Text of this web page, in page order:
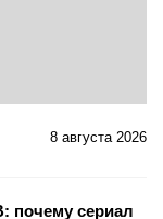
8 августа 2026
почему сериал